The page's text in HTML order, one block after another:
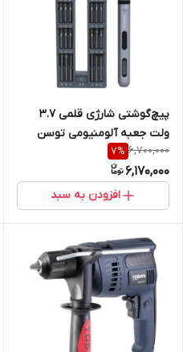
پیچ‌گوشتی شارژی قلمی 3.7
ولت جعبه آلومنیومی توسن
مدل 9001
6,700,000
7%
6,170,000
افزودن به سبد